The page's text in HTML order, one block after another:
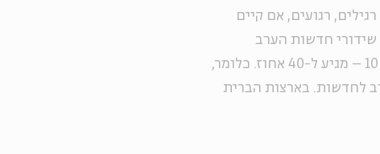
רגועים, אם קיים
שידורי חדשות הערב
בשלושת הערוצים המרכזיים – ערוץ 1, ערוץ 2 וערוץ 10 – מגיע ל-40 אחוז. כלומר,
לחדשות. בארצות הברית